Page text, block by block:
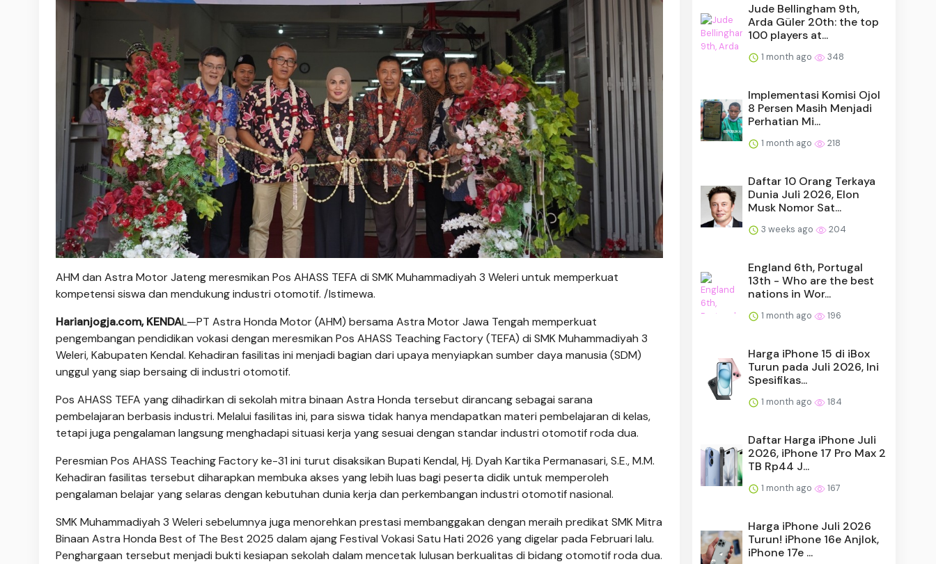
AHM dan Astra Motor Jateng meresmikan Pos AHASS TEFA di SMK Muhammadiyah 3 Weleri untuk memperkuat
kompetensi siswa dan mendukung industri otomotif. /Istimewa.
Harianjogja.com, KENDAL—PT Astra Honda Motor (AHM) bersama Astra Motor Jawa Tengah memperkuat
pengembangan pendidikan vokasi dengan meresmikan Pos AHASS Teaching Factory (TEFA) di SMK Muhammadiyah 3
Weleri, Kabupaten Kendal. Kehadiran fasilitas ini menjadi bagian dari upaya menyiapkan sumber daya manusia (SDM)
unggul yang siap bersaing di industri otomotif.
Pos AHASS TEFA yang dihadirkan di sekolah mitra binaan Astra Honda tersebut dirancang sebagai sarana
pembelajaran berbasis industri. Melalui fasilitas ini, para siswa tidak hanya mendapatkan materi pembelajaran di kelas,
tetapi juga pengalaman langsung menghadapi situasi kerja yang sesuai dengan standar industri otomotif roda dua.
Peresmian Pos AHASS Teaching Factory ke-31 ini turut disaksikan Bupati Kendal, Hj. Dyah Kartika Permanasari, S.E., M.M.
Kehadiran fasilitas tersebut diharapkan membuka akses yang lebih luas bagi peserta didik untuk memperoleh
pengalaman belajar yang selaras dengan kebutuhan dunia kerja dan perkembangan industri otomotif nasional.
SMK Muhammadiyah 3 Weleri sebelumnya juga menorehkan prestasi membanggakan dengan meraih predikat SMK Mitra
Binaan Astra Honda Best of The Best 2025 dalam ajang Festival Vokasi Satu Hati 2026 yang digelar pada Februari lalu.
Penghargaan tersebut menjadi bukti kesiapan sekolah dalam mencetak lulusan berkualitas di bidang otomotif roda dua.
Jude Bellingham 9th,
Arda Güler 20th: the top
100 players at...
1 month ago 348
Implementasi Komisi Ojol
8 Persen Masih Menjadi
Perhatian Mi...
1 month ago 218
Daftar 10 Orang Terkaya
Dunia Juli 2026, Elon
Musk Nomor Sat...
3 weeks ago 204
England 6th, Portugal
13th - Who are the best
nations in Wor...
1 month ago 196
Harga iPhone 15 di iBox
Turun pada Juli 2026, Ini
Spesifikas...
1 month ago 184
Daftar Harga iPhone Juli
2026, iPhone 17 Pro Max 2
TB Rp44 J...
1 month ago 167
Harga iPhone Juli 2026
Turun! iPhone 16e Anjlok,
iPhone 17e ...